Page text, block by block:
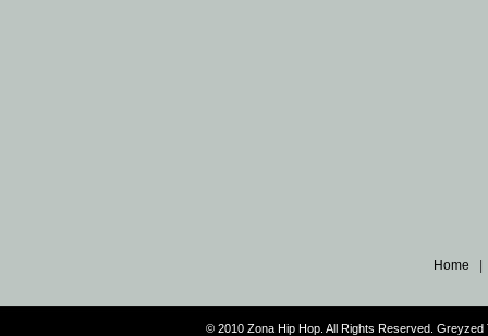
Home
© 2010 Zona Hip Hop. All Rights Reserved.